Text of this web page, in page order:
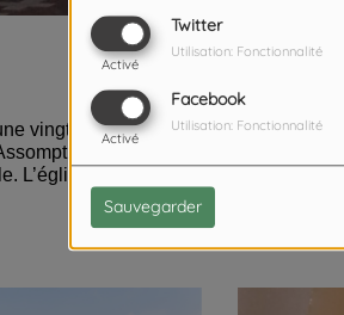
Twitter
Activé
Utilisation: Fonctionnalité
Facebook
Activé
Utilisation: Fonctionnalité
Sauvegarder
vingtaine de bénévoles de
construite il y a 134 ans. La
L’église sera bénie le 3 mai par